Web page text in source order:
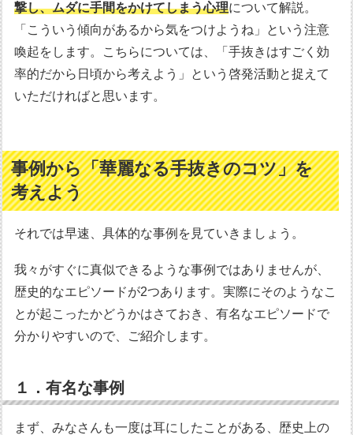
撃し、ムダに手間をかけてしまう心理について解説。
「こういう傾向があるから気をつけようね」という注意
喚起をします。こちらについては、「手抜きはすごく効
率的だから日頃から考えよう」という啓発活動と捉えて
いただければと思います。
事例から「華麗なる手抜きのコツ」を
考えよう
それでは早速、具体的な事例を見ていきましょう。
我々がすぐに真似できるような事例ではありませんが、
歴史的なエピソードが2つあります。実際にそのようなこ
とが起こったかどうかはさておき、有名なエピソードで
分かりやすいので、ご紹介します。
１．有名な事例
まず、みなさんも一度は耳にしたことがある、歴史上の